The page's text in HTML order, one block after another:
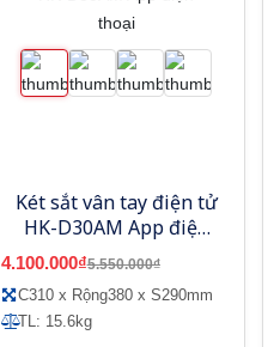
Két sắt vân tay điện tử
HK-D30AM App điện
thoại
4.100.000₫5.550.000₫
C310 x Rộng380 x S290mm
TL: 15.6kg